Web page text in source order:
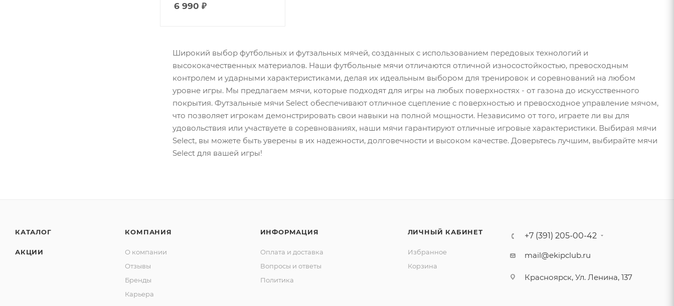
6 990 ₽
Широкий выбор футбольных и футзальных мячей, созданных с использованием передовых технологий и
высококачественных материалов. Наши футбольные мячи отличаются отличной износостойкостью, превосходным
контролем и ударными характеристиками, делая их идеальным выбором для тренировок и соревнований на любом
уровне игры. Мы предлагаем мячи, которые подходят для игры на любых поверхностях - от газона до искусственного
покрытия. Футзальные мячи Select обеспечивают отличное сцепление с поверхностью и превосходное управление мячом,
что позволяет игрокам демонстрировать свои навыки на полной мощности. Независимо от того, играете ли вы для
удовольствия или участвуете в соревнованиях, наши мячи гарантируют отличные игровые характеристики. Выбирая мячи
Select, вы можете быть уверены в их надежности, долговечности и высоком качестве. Доверьтесь лучшим, выбирайте мячи
Select для вашей игры!
КАТАЛОГ
АКЦИИ
КОМПАНИЯ
О компании
Отзывы
Бренды
Карьера
ИНФОРМАЦИЯ
Оплата и доставка
Вопросы и ответы
Политика
ЛИЧНЫЙ КАБИНЕТ
Избранное
Корзина
+7 (391) 205-00-42
mail@ekipclub.ru
Красноярск, Ул. Ленина, 137